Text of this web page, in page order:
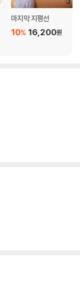
마지막 지평선
16,200원
10%